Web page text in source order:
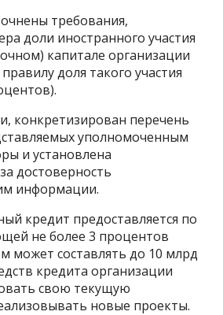
требования,
доли иностранного участия
капитале организации
доля такого участия
конкретизирован перечень
уполномоченным
и установлена
достоверность
информации.
кредит предоставляется по
не более 3 процентов
может составлять до 10 млрд
кредита организации
свою текущую
новые проекты.